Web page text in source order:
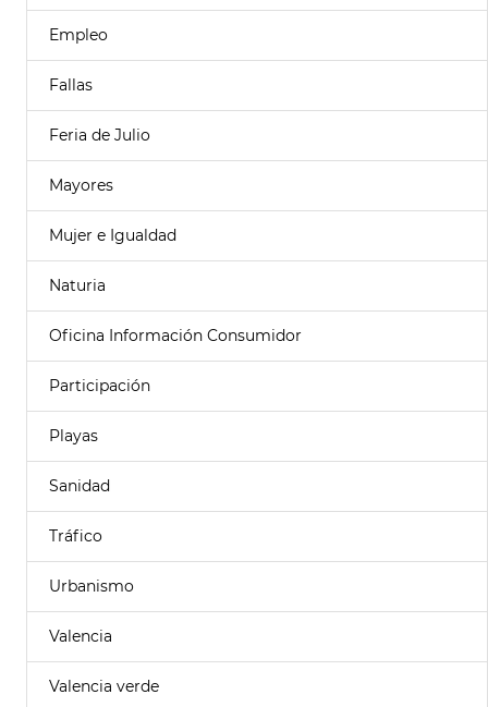
Empleo
Fallas
Feria de Julio
Mayores
Mujer e Igualdad
Naturia
Oficina Información Consumidor
Participación
Playas
Sanidad
Tráfico
Urbanismo
Valencia
Valencia verde